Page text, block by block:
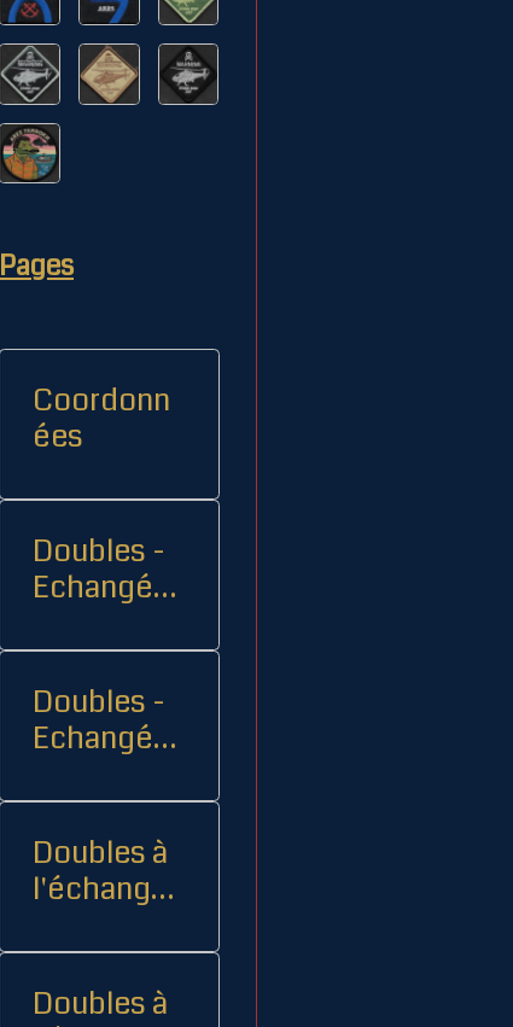
Pages
Coordonn
ées
Doubles -
Echangés 1
Doubles -
Echangés
Doubles à
l'échange
Doubles à